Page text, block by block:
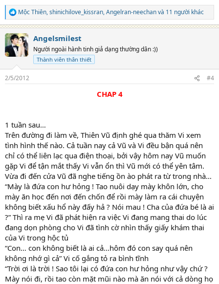
R
e
c
t
i
n
s
:
Mộc Thiên,shinichilove_kissran,Angelran-neechanvà 11 người khác
Angelsmilest
Người ngoài hành tinh giả dạng thường dân :))
Thành viên thân thiết
2/5/2012 #4
CHAP 4​
1 tuần sau…
Trên đường đi làm về, Thiên Vũ định ghé qua thăm Vi xem
tình hình thế nào. Cả tuần nay cả Vũ và Vi đều bận quá nên
chỉ có thể liên lạc qua điện thoại, bởi vậy hôm nay Vũ muốn
gặp Vi để tận mắt thấy Vi vẫn ổn thì Vũ mới có thể yên tâm.
Vừa đi đến cửa Vũ đã nghe tiếng ồn ào phát ra từ trong nhà…
“Mày là đứa con hư hỏng ! Tao nuôi dạy mày khôn lớn, cho
mày ăn học đến nơi đến chốn để rồi mày làm ra cái chuyện
không biết xấu hổ này đấy hả ? Nói mau ! Cha của đứa bé là ai
?” Thì ra mẹ Vi đã phát hiện ra việc Vi đang mang thai do lúc
đang dọn phòng cho Vi đã tình cờ nhìn thấy giấy khám thai
của Vi trong hộc tủ
“Con… con không biết là ai cả…hôm đó con say quá nên
không nhớ gì cả” Vi cố gắng tỏ ra bình tĩnh
“Trời ơi là trời ! Sao tôi lại có đứa con hư hỏng như vậy chứ ?
Mày nói đi, rồi tao còn mặt mũi nào mà ăn nói với cả dòng họ